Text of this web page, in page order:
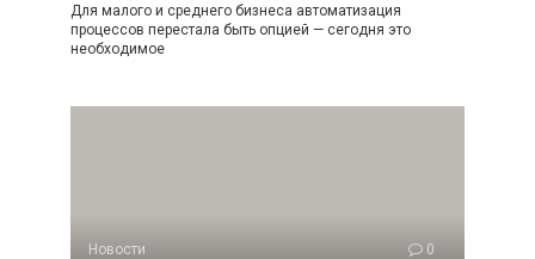
Для малого и среднего бизнеса автоматизация
процессов перестала быть опцией — сегодня это
необходимое
Новости 0